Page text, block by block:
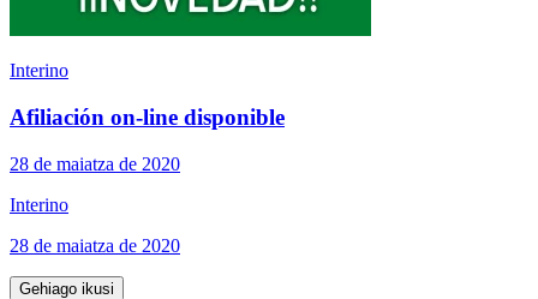
Interino
Afiliación on-line disponible
28 de maiatza de 2020
Interino
28 de maiatza de 2020
Gehiago ikusi